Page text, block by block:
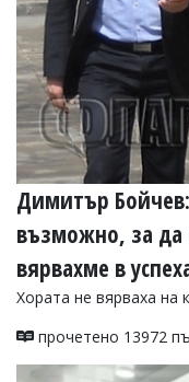
Димитър
възможно, за да
вярвахме в
Хората не вярваха на
прочетено 13972